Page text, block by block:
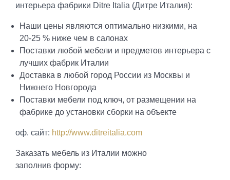
интерьера фабрики Ditre Italia (Дитре Италия):
Наши цены являются оптимально низкими, на
20-25 % ниже чем в салонах
Поставки любой мебели и предметов интерьера с
лучших фабрик Италии
Доставка в любой город России из Москвы и
Нижнего Новгорода
Поставки мебели под ключ, от размещении на
фабрике до установки сборки на объекте
оф. сайт: http://www.ditreitalia.com
Заказать мебель из Италии можно
заполнив форму: